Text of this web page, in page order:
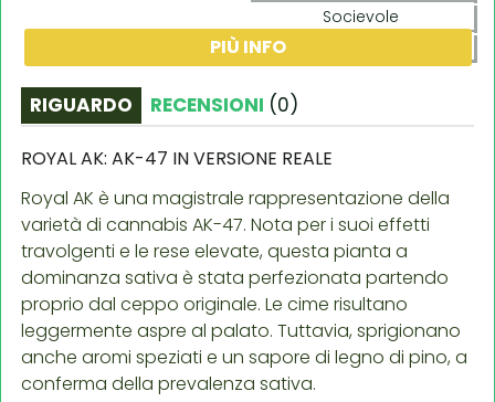
Socievole
PIÙ INFO
RIGUARDO RECENSIONI (0)
ROYAL AK: AK-47 IN VERSIONE REALE
Royal AK è una magistrale rappresentazione della
varietà di cannabis AK-47. Nota per i suoi effetti
travolgenti e le rese elevate, questa pianta a
dominanza sativa è stata perfezionata partendo
proprio dal ceppo originale. Le cime risultano
leggermente aspre al palato. Tuttavia, sprigionano
anche aromi speziati e un sapore di legno di pino, a
conferma della prevalenza sativa.